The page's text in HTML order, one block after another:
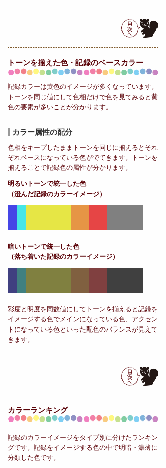
トーンを揃えた色・記録のベースカラー
記録カラーは黄色のイメージが多くなっています。
トーンを同じ値にして色相だけで色を見てみると黄
色の要素が多いことが分かります。
カラー属性の配分
色相をキープしたままトーンを同じに揃えるとそれ
ぞれベースになっている色がでてきます。トーンを
揃えることで記録色の属性が分かります。
明るいトーンで統一した色
（澄んだ記録のカラーイメージ）
暗いトーンで統一した色
（落ち着いた記録のカラーイメージ）
彩度と明度を同数値にしてトーンを揃えると記録を
イメージする色でメインになっている色、アクセン
トになっている色といった配色のバランスが見えて
きます。
カラーランキング
記録のカラーイメージをタイプ別に分けたランキン
グです。記録をイメージする色の中で明暗・濃薄に
分類した色です。